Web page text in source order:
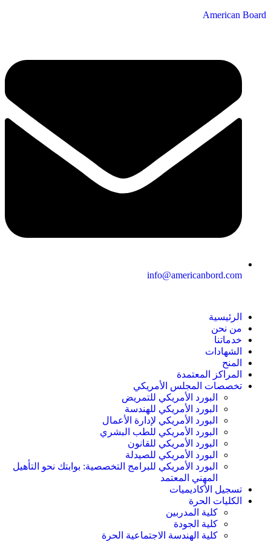
American Board
info@americanbord.com
الرئيسية
من نحن
خدماتنا
الشهادات
المنح
المراكز المعتمدة
تخصصات المجلس الأمريكي
البورد الأمريكي للتمريض
البورد الأمريكي للهندسة
البورد الأمريكي لإدارة الأعمال
البورد الأمريكي للطب البشري
البورد الأمريكي للقانون
البورد الأمريكي للصيدلة
البورد الأمريكي للبرامج التخصصية: بوابتك نحو التأهيل
المهني المعتمد
تسجيل الأكاديميات
الكليات الحرة
كلية المدربين
كلية الجودة
كلية الهندسة الاجتماعية الحرة